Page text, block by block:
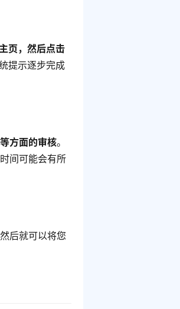
页，然后点击
提示逐步完成
方面的审核。
间可能会有所
后就可以将您